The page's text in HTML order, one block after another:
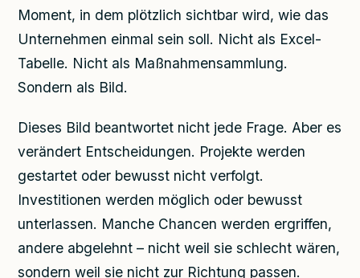
Moment, in dem plötzlich sichtbar wird, wie das
Unternehmen einmal sein soll. Nicht als Excel-
Tabelle. Nicht als Maßnahmensammlung.
Sondern als Bild.
Dieses Bild beantwortet nicht jede Frage. Aber es
verändert Entscheidungen. Projekte werden
gestartet oder bewusst nicht verfolgt.
Investitionen werden möglich oder bewusst
unterlassen. Manche Chancen werden ergriffen,
andere abgelehnt – nicht weil sie schlecht wären,
sondern weil sie nicht zur Richtung passen.